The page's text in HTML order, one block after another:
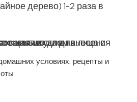
дерево) 1-2 раза в
условиях: рецепты и